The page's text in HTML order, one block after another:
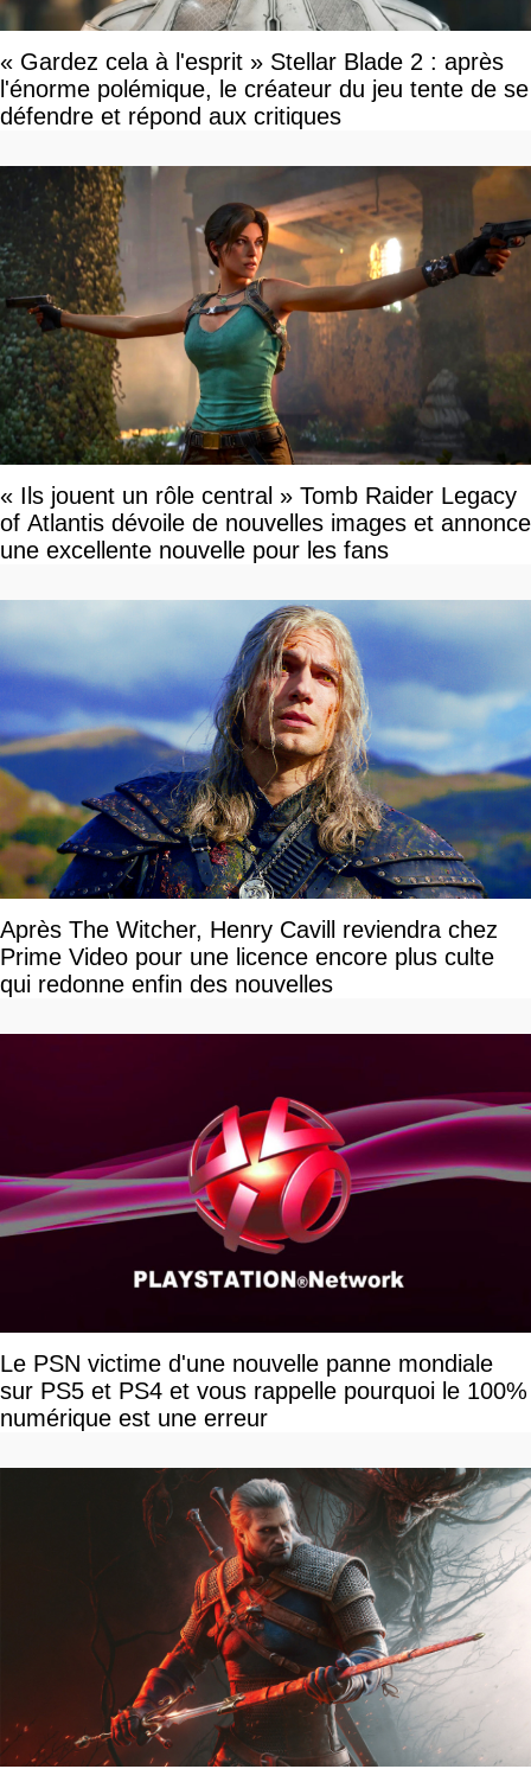
« Gardez cela à l'esprit » Stellar Blade 2 : après
l'énorme polémique, le créateur du jeu tente de se
défendre et répond aux critiques
« Ils jouent un rôle central » Tomb Raider Legacy
of Atlantis dévoile de nouvelles images et annonce
une excellente nouvelle pour les fans
Après The Witcher, Henry Cavill reviendra chez
Prime Video pour une licence encore plus culte
qui redonne enfin des nouvelles
Le PSN victime d'une nouvelle panne mondiale
sur PS5 et PS4 et vous rappelle pourquoi le 100%
numérique est une erreur